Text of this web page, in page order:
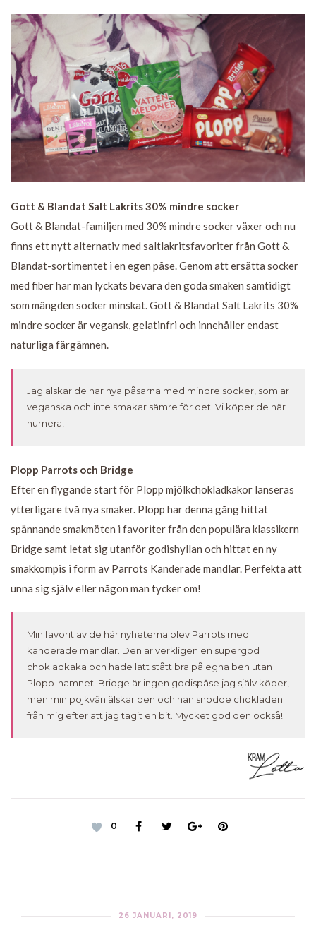
Gott & Blandat Salt Lakrits 30% mindre socker
Gott & Blandat-familjen med 30% mindre socker växer och nu
finns ett nytt alternativ med saltlakritsfavoriter från Gott &
Blandat-sortimentet i en egen påse. Genom att ersätta socker
med fiber har man lyckats bevara den goda smaken samtidigt
som mängden socker minskat. Gott & Blandat Salt Lakrits 30%
mindre socker är vegansk, gelatinfri och innehåller endast
naturliga färgämnen.
Jag älskar de här nya påsarna med mindre socker, som är
veganska och inte smakar sämre för det. Vi köper de här
numera!
Plopp Parrots och Bridge
Efter en flygande start för Plopp mjölkchokladkakor lanseras
ytterligare två nya smaker. Plopp har denna gång hittat
spännande smakmöten i favoriter från den populära klassikern
Bridge samt letat sig utanför godishyllan och hittat en ny
smakkompis i form av Parrots Kanderade mandlar. Perfekta att
unna sig själv eller någon man tycker om!
Min favorit av de här nyheterna blev Parrots med
kanderade mandlar. Den är verkligen en supergod
chokladkaka och hade lätt stått bra på egna ben utan
Plopp-namnet. Bridge är ingen godispåse jag själv köper,
men min pojkvän älskar den och han snodde chokladen
från mig efter att jag tagit en bit. Mycket god den också!
0
26 JANUARI, 2019